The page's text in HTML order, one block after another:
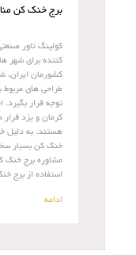
برج خنک کن
کولینگ تاور
کننده برای شهر
کشورمان ایران،
طراحی های مربوط
توجه قرار بگیرد.
کرمان و یزد
هستند. به دلیل
خنک کن بسیار
مشاوره برج خنک
استفاده از برج
ادامه